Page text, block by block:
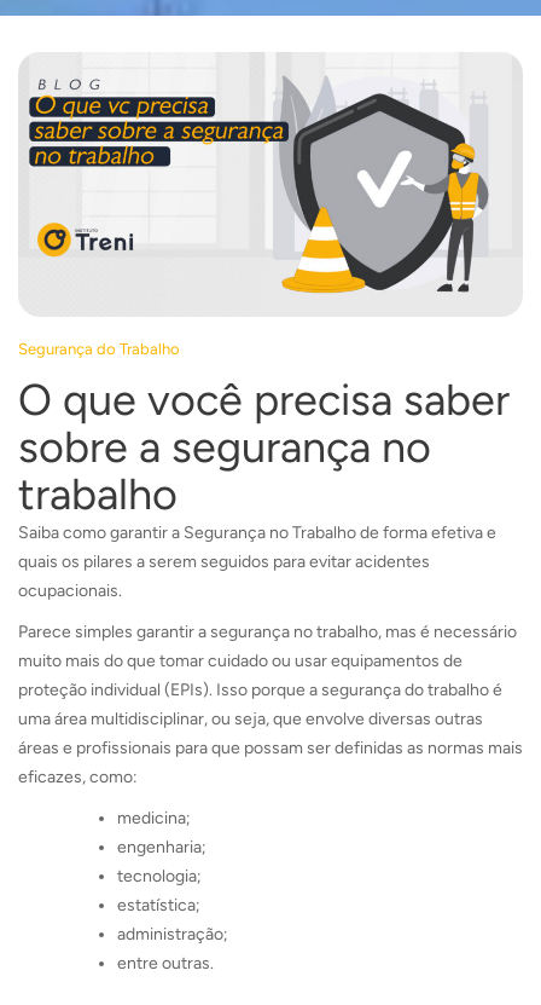
Segurança do Trabalho
O que você precisa saber
sobre a segurança no
trabalho
Saiba como garantir a Segurança no Trabalho de forma efetiva e
quais os pilares a serem seguidos para evitar acidentes
ocupacionais.
Parece simples garantir a segurança no trabalho, mas é necessário
muito mais do que tomar cuidado ou usar equipamentos de
proteção individual (EPIs). Isso porque a segurança do trabalho é
uma área multidisciplinar, ou seja, que envolve diversas outras
áreas e profissionais para que possam ser definidas as normas mais
eficazes, como:
medicina;
engenharia;
tecnologia;
estatística;
administração;
entre outras.